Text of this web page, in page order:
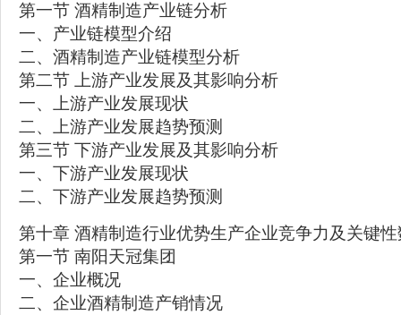
第一节 酒精制造产业链分析
一、产业链模型介绍
二、酒精制造产业链模型分析
第二节 上游产业发展及其影响分析
一、上游产业发展现状
二、上游产业发展趋势预测
第三节 下游产业发展及其影响分析
一、下游产业发展现状
二、下游产业发展趋势预测
第十章 酒精制造行业优势生产企业竞争力及关键
第一节 南阳天冠集团
一、企业概况
二、企业酒精制造产销情况